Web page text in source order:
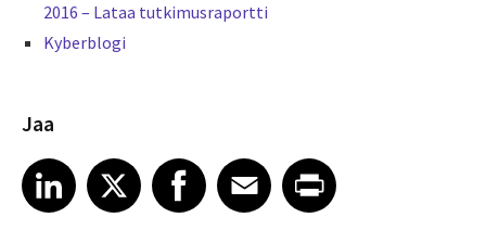
2016 – Lataa tutkimusraportti
Kyberblogi
Jaa
Share article on LinkedIn
LinkedIn
Share article on XShare article on Facebook
Facebook
Share article on Email
EmailShare article on Print